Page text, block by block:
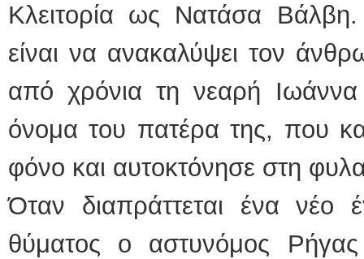
Κλειτορία ως Νατάσα
είναι να ανακαλύψει τον
από χρόνια τη νεαρή
όνομα του πατέρα της, που
φόνο και αυτοκτόνησε στη
Όταν διαπράττεται ένα νέο
θύματος ο αστυνόμος